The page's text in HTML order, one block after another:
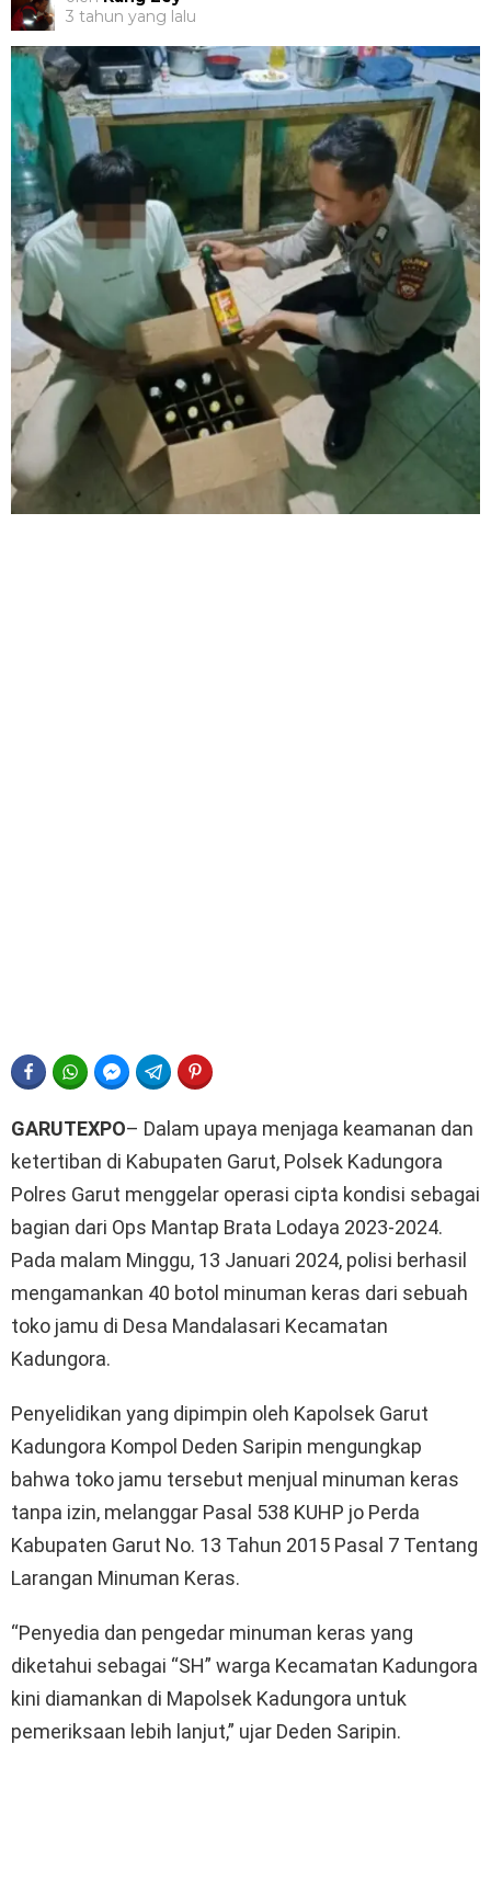
3 tahun yang lalu
FACEBOOKWHATSAPPFACEBOOK MESSENGER
TELEGRAM
GARUTEXPO– Dalam upaya menjaga keamanan dan
ketertiban di Kabupaten Garut, Polsek Kadungora
Polres Garut menggelar operasi cipta kondisi sebagai
bagian dari Ops Mantap Brata Lodaya 2023-2024.
Pada malam Minggu, 13 Januari 2024, polisi berhasil
mengamankan 40 botol minuman keras dari sebuah
toko jamu di Desa Mandalasari Kecamatan
Kadungora.
Penyelidikan yang dipimpin oleh Kapolsek Garut
Kadungora Kompol Deden Saripin mengungkap
bahwa toko jamu tersebut menjual minuman keras
tanpa izin, melanggar Pasal 538 KUHP jo Perda
Kabupaten Garut No. 13 Tahun 2015 Pasal 7 Tentang
Larangan Minuman Keras.
“Penyedia dan pengedar minuman keras yang
diketahui sebagai “SH” warga Kecamatan Kadungora
kini diamankan di Mapolsek Kadungora untuk
pemeriksaan lebih lanjut,” ujar Deden Saripin.